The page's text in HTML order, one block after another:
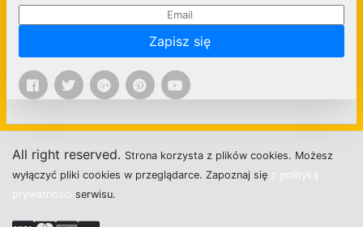
Zapisz się
All right reserved. Strona korzysta z plików cookies. Możesz
wyłączyć pliki cookies w przeglądarce. Zapoznaj się z polityką
prywatności serwisu.